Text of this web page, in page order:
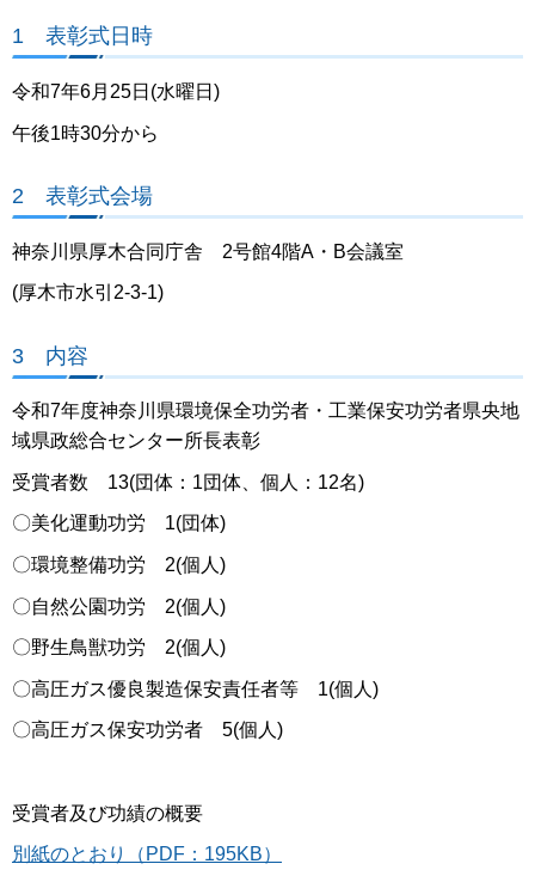
1 表彰式日時
令和7年6月25日(水曜日)
午後1時30分から
2 表彰式会場
神奈川県厚木合同庁舎 2号館4階A・B会議室
(厚木市水引2-3-1)
3 内容
令和7年度神奈川県環境保全功労者・工業保安功労者県央地
域県政総合センター所長表彰
受賞者数 13(団体：1団体、個人：12名)
〇美化運動功労 1(団体)
〇環境整備功労 2(個人)
〇自然公園功労 2(個人)
〇野生鳥獣功労 2(個人)
〇高圧ガス優良製造保安責任者等 1(個人)
〇高圧ガス保安功労者 5(個人)
受賞者及び功績の概要
別紙のとおり（PDF：195KB）